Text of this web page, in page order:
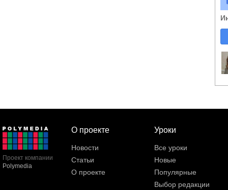
Проект компании
Polymedia
О проекте
Новости
Статьи
О проекте
Уроки
Все уроки
Новые
Популярные
Выбор редакции